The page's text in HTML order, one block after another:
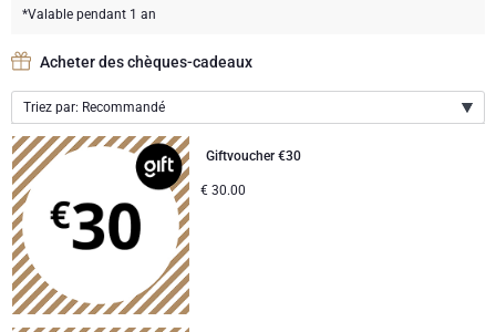
Cadeaux spiritueux
Cadeaux sans alcool
Godiva chocolats
Corné Port-Royal chocolats Belges
Atelier Rebul
Meilleures ventes
Douceurs en cadeaux
Cadeaux champagne
Cadeaux vin
Atelier Rebul
Chandon Spritz
Corné Port-Royal
Dom Pérignon
Godiva
Jules Destrooper
Occasion
Cadeaux de la fête des pères
Meilleures ventes
Nouvelles arrivées
Anniversaire
Cadeaux d'affaires
Prix
<50 EUR
50-80 EUR
80-120 EUR
>120 EUR
Cadeaux d'Entreprise
Cadeaux d'entreprise
Cadeaux du personnel
Cadeaux personnalisés
*Valable pendant 1 an
Acheter des chèques-cadeaux
Triez par: Recommandé
Recommandé
Prix par ordre croissant
Prix par ordre décroissant
Giftvoucher €30
€ 30.00